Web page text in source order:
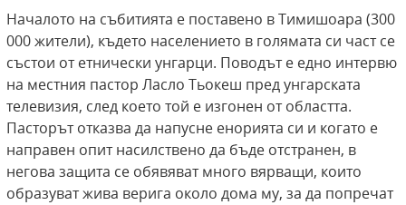
Началото на събитията е поставено в Тимишоара (300
000 жители), където населението в голямата си част се
състои от етнически унгарци. Поводът е едно интервю
на местния пастор Ласло Тьокеш пред унгарската
телевизия, след което той е изгонен от областта.
Пасторът отказва да напусне енорията си и когато е
направен опит насилствено да бъде отстранен, в
негова защита се обявяват много вярващи, които
образуват жива верига около дома му, за да попречат